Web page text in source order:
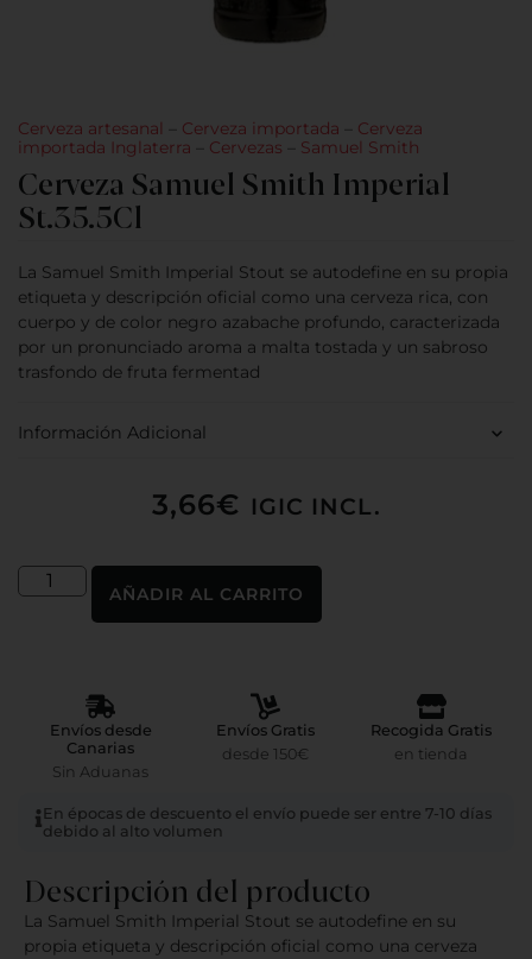
Cerveza artesanal Cerveza importada
Cerveza
importada Inglaterra
Cervezas Samuel Smith
Cerveza Samuel Smith Imperial
St.35.5Cl
La Samuel Smith Imperial Stout se autodefine en su propia
etiqueta y descripción oficial como una cerveza rica, con
cuerpo y de color negro azabache profundo, caracterizada
por un pronunciado aroma a malta tostada y un sabroso
trasfondo de fruta fermentad
Información Adicional
3,66€ IGIC INCL.
AÑADIR AL CARRITO
Envíos desde
Canarias
Sin Aduanas
Envíos Gratis
desde 150€
Recogida Gratis
en tienda
En épocas de descuento el envío puede ser entre 7-10 días
debido al alto volumen
Descripción del producto
La Samuel Smith Imperial Stout se autodefine en su
propia etiqueta y descripción oficial como una cerveza